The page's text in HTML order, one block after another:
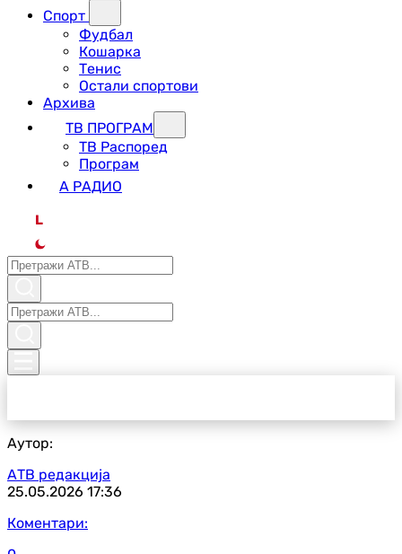
Спорт
Фудбал
Кошарка
Тенис
Остали спортови
Архива
ТВ ПРОГРАМ
ТВ Распоред
Програм
А РАДИО
L
Аутор:
АТВ редакција
25.05.2026 17:36
Коментари: